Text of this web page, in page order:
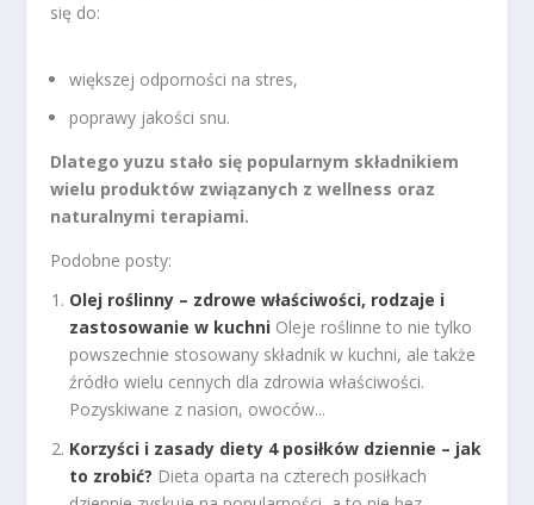
się do:
większej odporności na stres,
poprawy jakości snu.
Dlatego yuzu stało się popularnym składnikiem
wielu produktów związanych z wellness oraz
naturalnymi terapiami.
Podobne posty:
Olej roślinny – zdrowe właściwości, rodzaje i
zastosowanie w kuchni Oleje roślinne to nie tylko
powszechnie stosowany składnik w kuchni, ale także
źródło wielu cennych dla zdrowia właściwości.
Pozyskiwane z nasion, owoców...
Korzyści i zasady diety 4 posiłków dziennie – jak
to zrobić? Dieta oparta na czterech posiłkach